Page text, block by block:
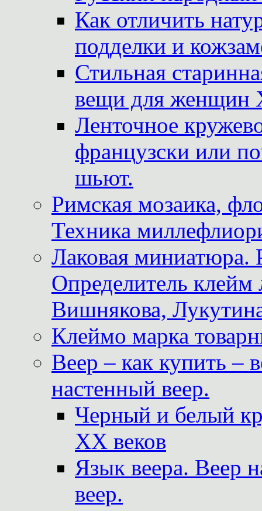
Как отличить
подделки и
Стильная
вещи для женщин
Ленточное
французски или
шьют.
Римская мозаика,
Техника
Лаковая миниатюра.
Определитель
Вишнякова,
Клеймо марка
Веер – как купить –
настенный веер.
Черный и белый
XX веков
Язык веера. Веер
веер.